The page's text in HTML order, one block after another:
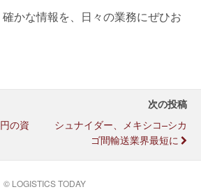
かな情報を、日々の業務にぜひお
の資
次の投稿
シュナイダー、メキシコ–シカ
ゴ間輸送業界最短に
© LOGISTICS TODAY